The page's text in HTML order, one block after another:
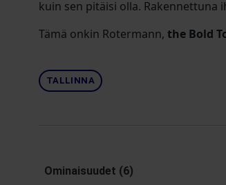
kuin sen pitäisi olla. Rakennettuna
Tämä onkin Rotermann, the Bold
TALLINNA
Ominaisuudet (6)